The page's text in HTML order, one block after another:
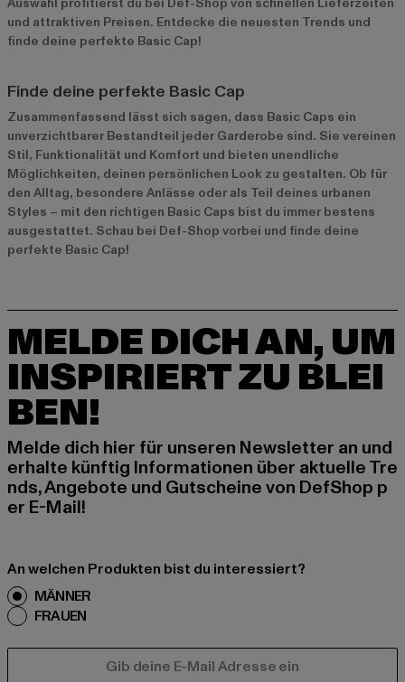
und attraktiven Preisen. Entdecke die neuesten Trends und
finde deine perfekte Basic Cap!
Finde deine perfekte Basic Cap
Zusammenfassend lässt sich sagen, dass Basic Caps ein
unverzichtbarer Bestandteil jeder Garderobe sind. Sie vereinen
Stil, Funktionalität und Komfort und bieten unendliche
Möglichkeiten, deinen persönlichen Look zu gestalten. Ob für
den Alltag, besondere Anlässe oder als Teil deines urbanen
Styles – mit den richtigen Basic Caps bist du immer bestens
ausgestattet. Schau bei Def-Shop vorbei und finde deine
perfekte Basic Cap!
MELDE DICH AN, UM
INSPIRIERT ZU BLEI
BEN!
Melde dich hier für unseren Newsletter an und
erhalte künftig Informationen über aktuelle Tre
nds, Angebote und Gutscheine von DefShop p
er E-Mail!
An welchen Produkten bist du interessiert?
MÄNNER
FRAUEN